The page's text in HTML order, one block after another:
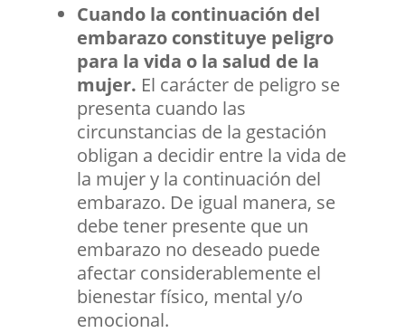
Cuando la continuación del
embarazo constituye peligro
para la vida o la salud de la
mujer. El carácter de peligro se
presenta cuando las
circunstancias de la gestación
obligan a decidir entre la vida de
la mujer y la continuación del
embarazo. De igual manera, se
debe tener presente que un
embarazo no deseado puede
afectar considerablemente el
bienestar físico, mental y/o
emocional.